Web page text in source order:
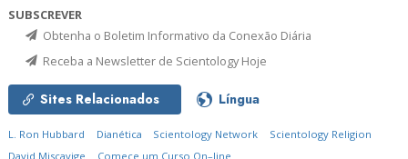
SUBSCREVER
Obtenha o Boletim Informativo da Conexão Diária
Receba a Newsletter de Scientology Hoje
Sites Relacionados Língua
L. Ron Hubbard Dianética Scientology Network
Scientology Religion
David Miscavige
Comece um Curso On–line